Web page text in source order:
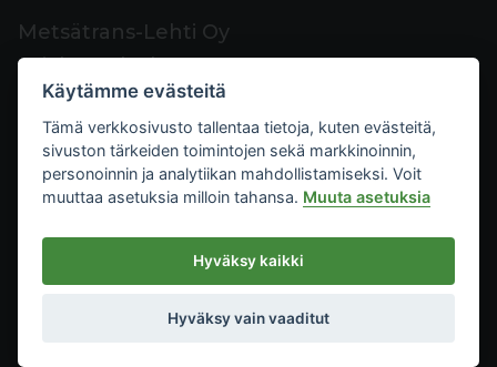
Metsätrans-Lehti Oy
Asiakaspalvelu
Yhteystiedot
Palaute
Mediakortti
Metsätrans-Lehti Oy
2026
Tietosuoja
Käytämme evästeitä
Tämä verkkosivusto tallentaa tietoja, kuten evästeitä,
sivuston tärkeiden toimintojen sekä markkinoinnin,
personoinnin ja analytiikan mahdollistamiseksi. Voit
muuttaa asetuksia milloin tahansa. Muuta asetuksia
Hyväksy kaikki
Hyväksy vain vaaditut